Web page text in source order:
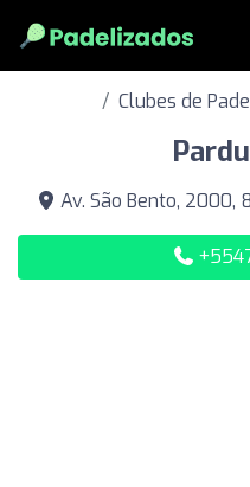
Clubes de
Av. São Bento, 2000,